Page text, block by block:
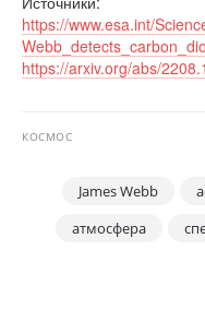
https://www.esa.int/
https://arxiv.org/abs/
КОСМОС
James Webb
атмосфера